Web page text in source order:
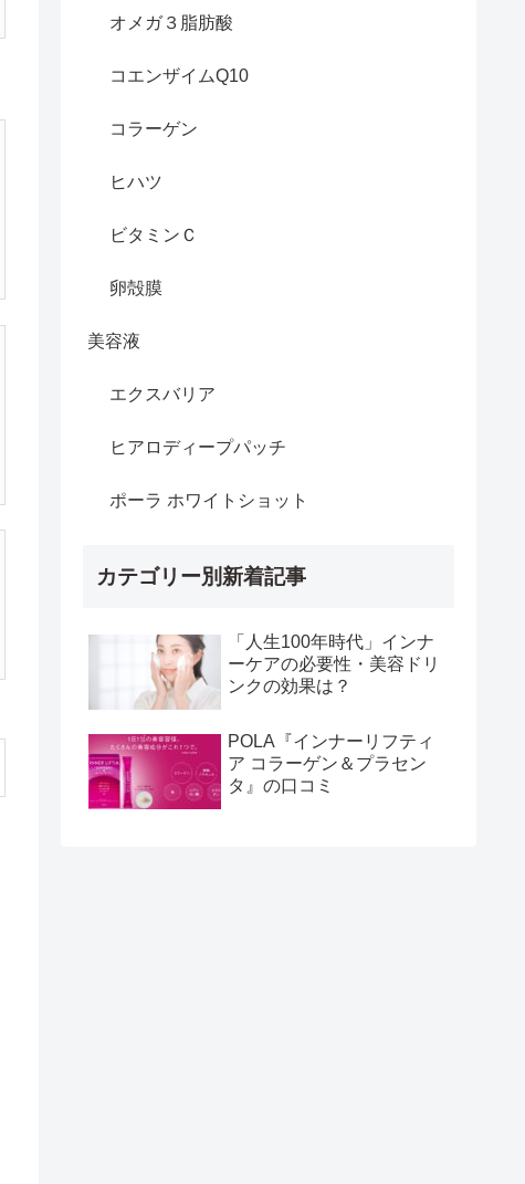
オメガ３脂肪酸
コエンザイムQ10
コラーゲン
ヒハツ
ビタミンＣ
卵殻膜
美容液
エクスバリア
ヒアロディープパッチ
ポーラ ホワイトショット
カテゴリー別新着記事
「人生100年時代」インナ
ーケアの必要性・美容ドリ
ンクの効果は？
POLA『インナーリフティ
ア コラーゲン＆プラセン
タ』の口コミ